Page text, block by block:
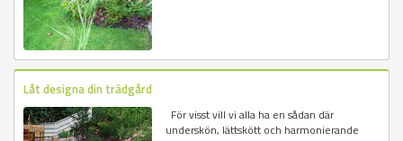
Låt designa din trädgård
För visst vill vi alla ha en sådan där
underskön, lättskött och harmonierande